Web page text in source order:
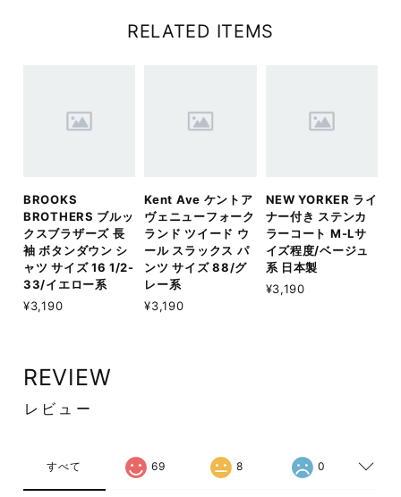
RELATED ITEMS
BROOKS
BROTHERS ブルッ
クスブラザーズ 長
袖 ボタンダウン シ
ャツ サイズ 16 1/2-
33/イエロー系
¥3,190
Kent Ave ケントア
ヴェニューフォーク
ランド ツイード ウ
ール スラックス パ
ンツ サイズ 88/グ
レー系
¥3,190
NEW YORKER ライ
ナー付き ステンカ
ラーコート M-Lサ
イズ程度/ベージュ
系 日本製
¥3,190
REVIEW
レビュー
すべて 69 8 0